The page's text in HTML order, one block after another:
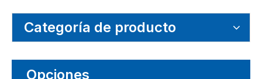
Categoría de producto
Opciones